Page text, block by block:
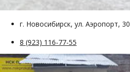
г. Новосибирск, ул. Аэропорт, 30
8 (923) 116-77-55